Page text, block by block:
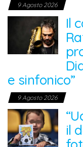
9 Agosto 2026
Il
e sinfonico”
9 Agosto 2026
il